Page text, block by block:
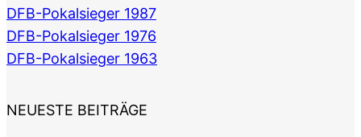
DFB-Pokalsieger 1987
DFB-Pokalsieger 1976
DFB-Pokalsieger 1963
NEUESTE BEITRÄGE